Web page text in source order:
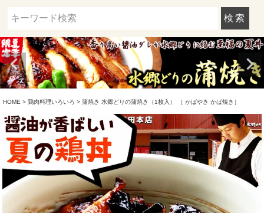
検索
HOME 鶏肉料理いろいろ 蒲焼き 水郷どりの蒲焼き（1枚入） ［ かばやき かば焼き］